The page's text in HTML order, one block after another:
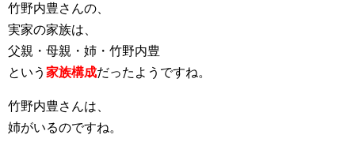
竹野内豊さんの、
実家の家族は、
父親・母親・姉・竹野内豊
という 家族構成だったようですね。
竹野内豊さんは、
姉がいるのですね。